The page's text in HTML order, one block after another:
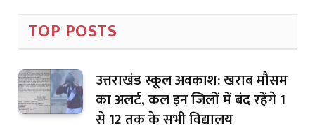
TOP POSTS
उत्तराखंड स्कूल अवकाश: खराब मौसम
का अलर्ट, कल इन जिलों में बंद रहेंगे 1
से 12 तक के सभी विद्यालय